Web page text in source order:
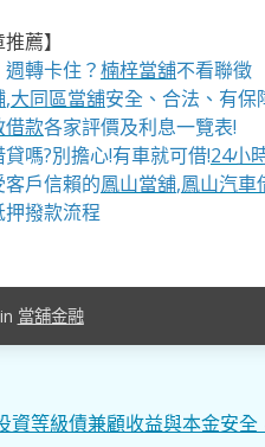
薦】
轉卡住？楠梓當舖不看聯徵
,大同區當舖安全、合法、有保
借款各家評價及利息一覽表!
嗎?別擔心!有車就可借!24小
戶信賴的鳳山當舖,鳳山汽車
押撥款流程
當舖金融
資等級債兼顧收益與本金安全